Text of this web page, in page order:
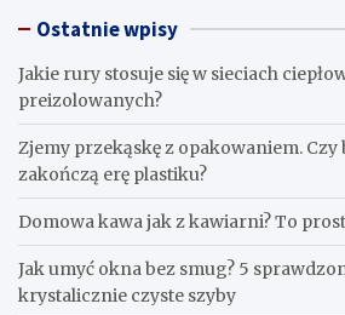
Ostatnie wpisy
Jakie rury stosuje się w sieciach
preizolowanych?
Zjemy przekąskę z opakowaniem.
zakończą erę plastiku?
​Domowa kawa jak z kawiarni? To
Jak umyć okna bez smug? 5
krystalicznie czyste szyby